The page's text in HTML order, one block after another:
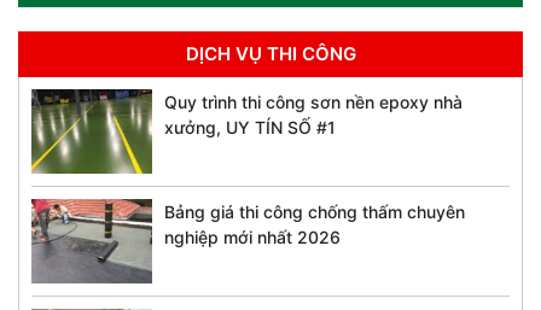
DỊCH VỤ THI CÔNG
Quy trình thi công sơn nền epoxy nhà
xưởng, UY TÍN SỐ #1
Bảng giá thi công chống thấm chuyên
nghiệp mới nhất 2026